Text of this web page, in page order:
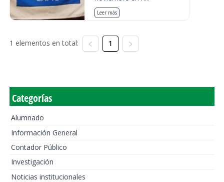
Leer más
1 elementos en total: 1
Categorías
Alumnado
Información General
Contador Público
Investigación
Noticias institucionales